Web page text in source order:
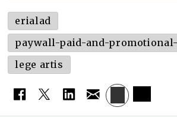
erialad
paywall-paid-and-
lege artis